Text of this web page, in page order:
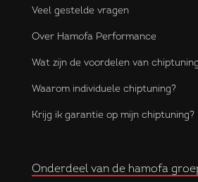
Veel gestelde vragen
Over Hamofa Performance
Wat zijn de voordelen van
Waarom individuele chiptuning?
Krijg ik garantie op mijn chiptuning?
Onderdeel van de hamofa